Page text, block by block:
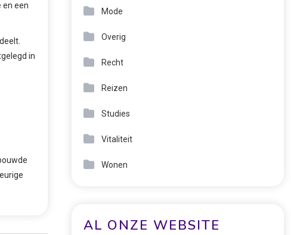
en een
in
Mode
Overig
Recht
Reizen
Studies
Vitaliteit
Wonen
AL ONZE WEBSITE